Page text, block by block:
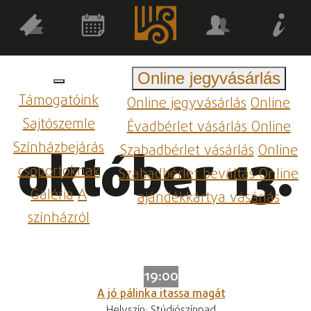
Támogatóink
Sajtószemle
Színházbejárás
csoportoknak
GalériaA
színházról
Online jegyvásárlás
Online jegyvásárlásOnline
Évadbérlet vásárlásOnline
Szabadbérlet vásárlásOnline
Szabadbérlet beváltásOnline
ajándékkártya vásárlás
október 13.
19:00
A jó pálinka itassa magát